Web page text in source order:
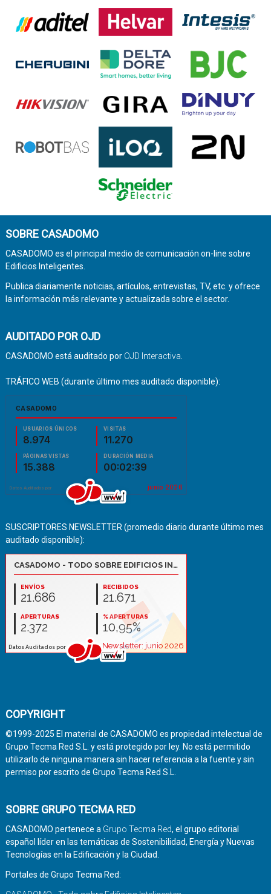
SOBRE CASADOMO
CASADOMO es el principal medio de comunicación on-line sobre
Edificios Inteligentes.
Publica diariamente noticias, artículos, entrevistas, TV, etc. y ofrece
la información más relevante y actualizada sobre el sector.
AUDITADO POR OJD
CASADOMO está auditado por OJD Interactiva
TRÁFICO WEB (durante último mes auditado disponible):
SUSCRIPTORES NEWSLETTER (promedio diario durante último mes
auditado disponible):
COPYRIGHT
©1999-2025 El material de CASADOMO es propiedad intelectual de
Grupo Tecma Red S.L. y está protegido por ley. No está permitido
utilizarlo de ninguna manera sin hacer referencia a la fuente y sin
permiso por escrito de Grupo Tecma Red S.L.
SOBRE GRUPO TECMA RED
CASADOMO pertenece a Grupo Tecma Red, el grupo editorial
español líder en las temáticas de Sostenibilidad, Energía y Nuevas
Tecnologías en la Edificación y la Ciudad.
Portales de Grupo Tecma Red: